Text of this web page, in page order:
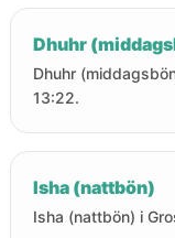
Dhuhr
Dhuhr
13:22.
Isha (nattbön)
Isha (nattbön) i